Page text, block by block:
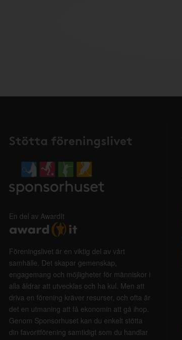
Stötta föreningslivet
En del av AwardIt
Föreningslivet är en viktig del av vårt
samhälle. Det skapar gemenskap,
engagemang och möjligheter för människor i
alla åldrar att utvecklas och ha kul. Men att
driva en förening kräver resurser, och ofta är
det en utmaning att få ekonomin att gå ihop.
Genom Sponsorhuset kan du enkelt stötta
din favoritförening samtidigt som du handlar